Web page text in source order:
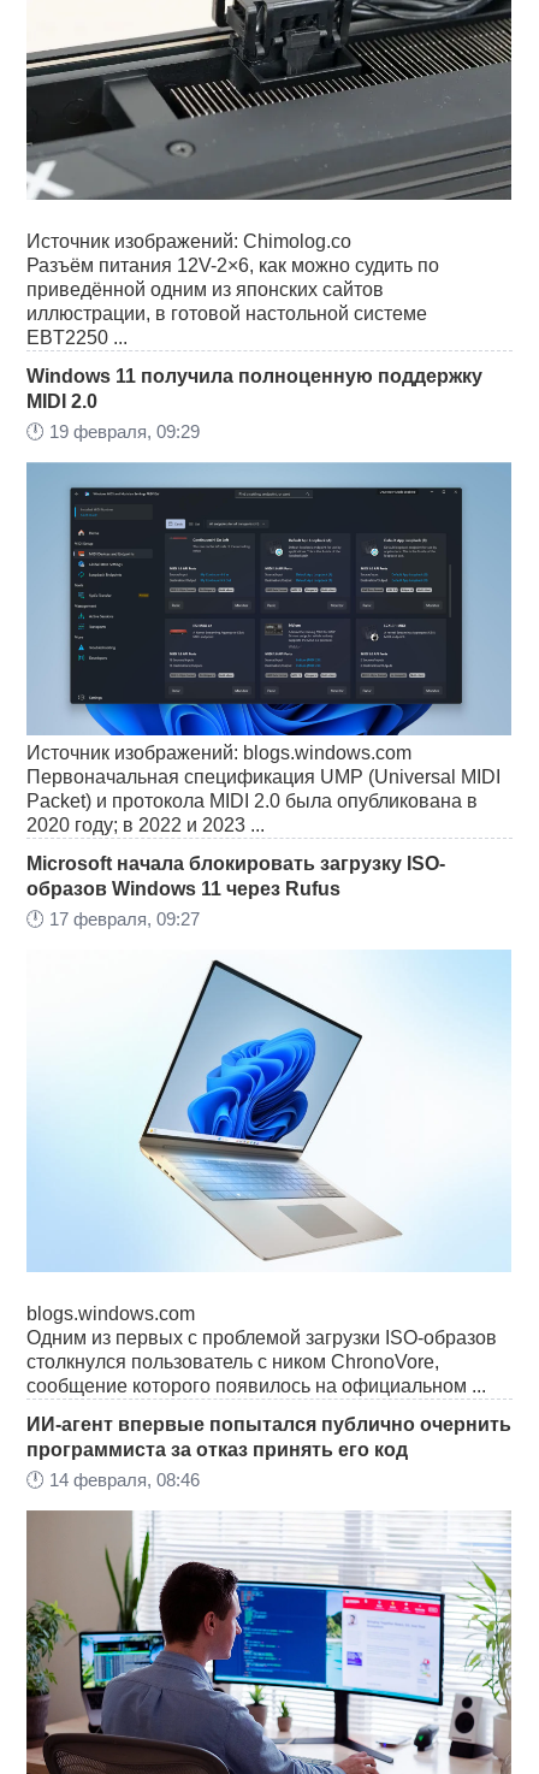
Источник изображений: Chimolog.co
Разъём питания 12V-2×6, как можно судить по
приведённой одним из японских сайтов
иллюстрации, в готовой настольной системе
EBT2250 ...
Windows 11 получила полноценную поддержку
MIDI 2.0
🕛 19 февраля, 09:29
Источник изображений: blogs.windows.com
Первоначальная спецификация UMP (Universal MIDI
Packet) и протокола MIDI 2.0 была опубликована в
2020 году; в 2022 и 2023 ...
Microsoft начала блокировать загрузку ISO-
образов Windows 11 через Rufus
🕛 17 февраля, 09:27
blogs.windows.com
Одним из первых с проблемой загрузки ISO-образов
столкнулся пользователь с ником ChronoVore,
сообщение которого появилось на официальном ...
ИИ-агент впервые попытался публично очернить
программиста за отказ принять его код
🕛 14 февраля, 08:46